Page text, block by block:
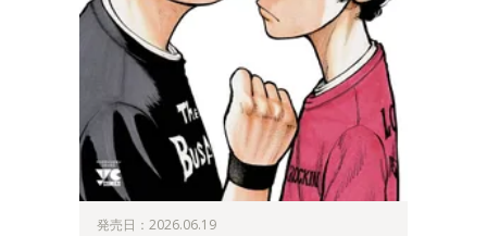
発売日：2026.06.19